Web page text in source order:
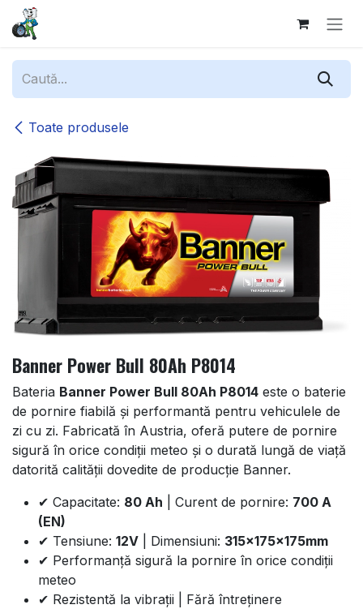
Sari la conținut
Toate produsele
Banner Power Bull 80Ah P8014
Bateria Banner Power Bull 80Ah P8014 este o baterie
de pornire fiabilă și performantă pentru vehiculele de
zi cu zi. Fabricată în Austria, oferă putere de pornire
sigură în orice condiții meteo și o durată lungă de viață
datorită calității dovedite de producție Banner.
✔ Capacitate: 80 Ah | Curent de pornire: 700 A
(EN)
✔ Tensiune: 12V | Dimensiuni: 315x175x175mm
✔ Performanță sigură la pornire în orice condiții
meteo
✔ Rezistentă la vibrații | Fără întreținere